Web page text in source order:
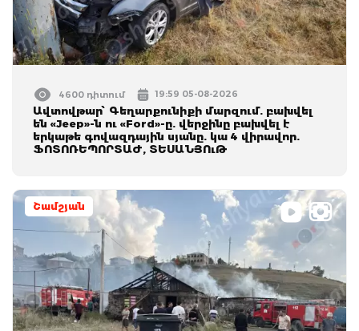
4600 դիտում 19:59 05-08-2026
Ավտովթար՝ Գեղարքունիքի մարզում. բախվել
են «Jeep»-ն ու «Ford»-ը. վերջինը բախվել է
երկաթե գովազդային սյանը. կա 4 վիրավոր.
ՖՈՏՈՌԵՊՈՐՏԱԺ, ՏԵՍԱՆՅՈւԹ
Շամշյան